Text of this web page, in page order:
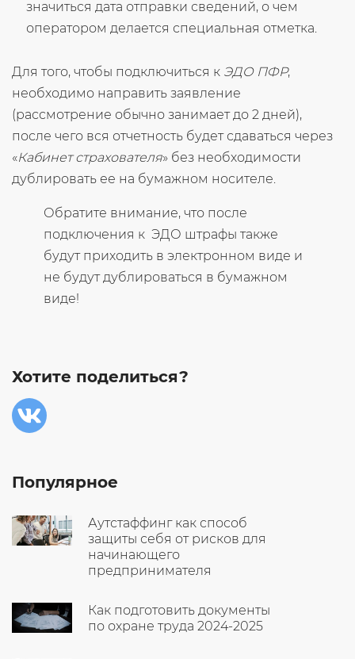
значиться дата отправки сведений, о чем
оператором делается специальная отметка.
Для того, чтобы подключиться к ЭДО ПФР,
необходимо направить заявление
(рассмотрение обычно занимает до 2 дней),
после чего вся отчетность будет сдаваться через
«Кабинет страхователя» без необходимости
дублировать ее на бумажном носителе.
Обратите внимание, что после
подключения к ЭДО штрафы также
будут приходить в электронном виде и
не будут дублироваться в бумажном
виде!
Хотите поделиться?
Популярное
Аутстаффинг как способ
защиты себя от рисков для
начинающего
предпринимателя
Как подготовить документы
по охране труда 2024-2025